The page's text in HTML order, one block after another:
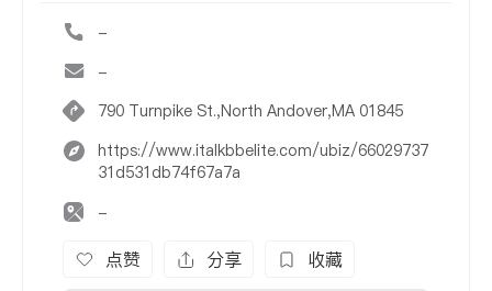
-
-
790 Turnpike St.,North Andover,MA 01845
https://www.italkbbelite.com/ubiz/66029737
31d531db74f67a7a
-
点赞 分享 收藏